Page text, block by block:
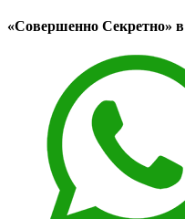
«Совершенно Секретно»